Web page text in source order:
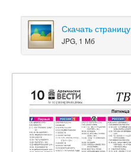
Скачать страницу
JPG, 1 Мб